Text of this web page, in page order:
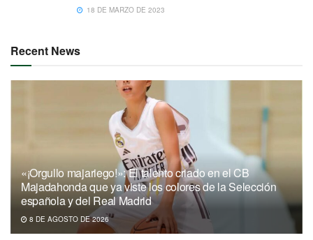
18 DE MARZO DE 2023
Recent News
«¡Orgullo majariego!»: El talento criado en el CB
Majadahonda que ya viste los colores de la Selección
española y del Real Madrid
8 DE AGOSTO DE 2026